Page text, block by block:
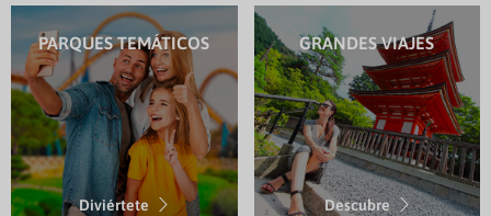
PARQUES TEMÁTICOS
Diviértete
GRANDES VIAJES
Descubre